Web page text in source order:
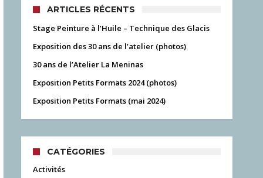
ARTICLES RÉCENTS
Stage Peinture à l’Huile – Technique des Glacis
Exposition des 30 ans de l’atelier (photos)
30 ans de l’Atelier La Meninas
Exposition Petits Formats 2024 (photos)
Exposition Petits Formats (mai 2024)
CATÉGORIES
Activités